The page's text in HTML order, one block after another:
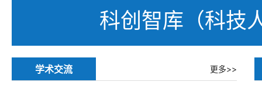
科创智库（科技
学术交流 更多>>